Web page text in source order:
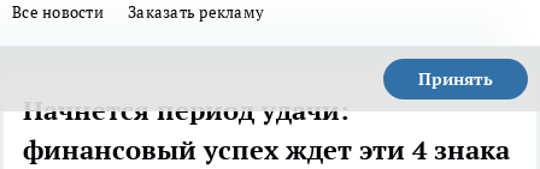
Все новости Заказать рекламу
Принять
Начнется период удачи:
финансовый успех ждет эти 4 знака